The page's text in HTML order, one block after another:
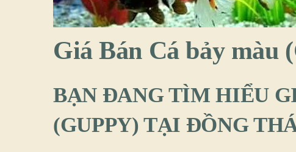
Giá Bán Cá bảy màu
BẠN ĐANG TÌM HIỂU
(GUPPY) TẠI ĐỒNG